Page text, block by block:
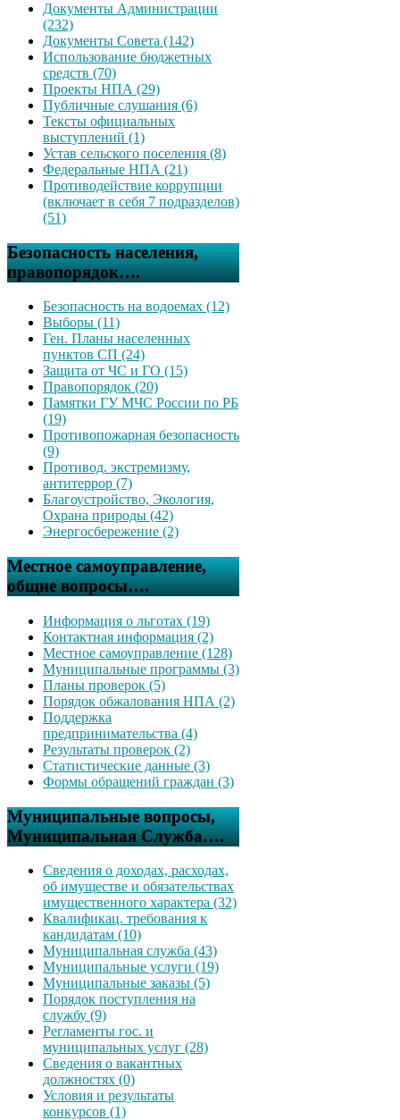
Документы Администрации
(232)
Документы Совета (142)
Использование бюджетных
средств (70)
Проекты НПА (29)
Публичные слушания (6)
Тексты официальных
выступлений (1)
Устав сельского поселения (8)
Федеральные НПА (21)
Противодействие коррупции
(включает в себя 7 подразделов)
(51)
Безопасность населения,
правопорядок….
Безопасность на водоемах (12)
Выборы (11)
Ген. Планы населенных
пунктов СП (24)
Защита от ЧС и ГО (15)
Правопорядок (20)
Памятки ГУ МЧС России по РБ
(19)
Противопожарная безопасность
(9)
Противод. экстремизму,
антитеррор (7)
Благоустройство, Экология,
Охрана природы (42)
Энергосбережение (2)
Местное самоуправление,
общие вопросы….
Информация о льготах (19)
Контактная информация (2)
Местное самоуправление (128)
Муниципальные программы (3)
Планы проверок (5)
Порядок обжалования НПА (2)
Поддержка
предпринимательства (4)
Результаты проверок (2)
Статистические данные (3)
Формы обращений граждан (3)
Муниципальные вопросы,
Муниципальная Служба….
Сведения о доходах, расходах,
об имуществе и обязательствах
имущественного характера (32)
Квалификац. требования к
кандидатам (10)
Муниципальная служба (43)
Муниципальные услуги (19)
Муниципальные заказы (5)
Порядок поступления на
службу (9)
Регламенты гос. и
муниципальных услуг (28)
Сведения о вакантных
должностях (0)
Условия и результаты
конкурсов (1)